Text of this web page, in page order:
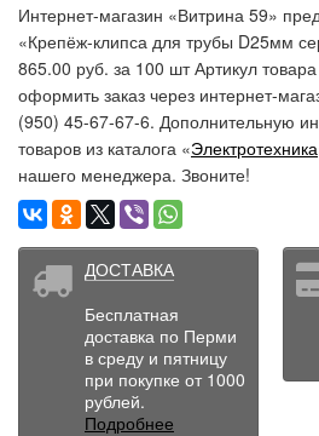
Интернет-магазин «Витрина 59»
«Крепёж-клипса для трубы D25мм
865.00 руб. за 100 шт Артикул
оформить заказ через интернет-
(950) 45-67-67-6. Дополнительную
товаров из каталога «Электротехника
нашего менеджера. Звоните!
ДОСТАВКА
Бесплатная
доставка по Перми
в среду и пятницу
при покупке от 1000
рублей.
Подробнее